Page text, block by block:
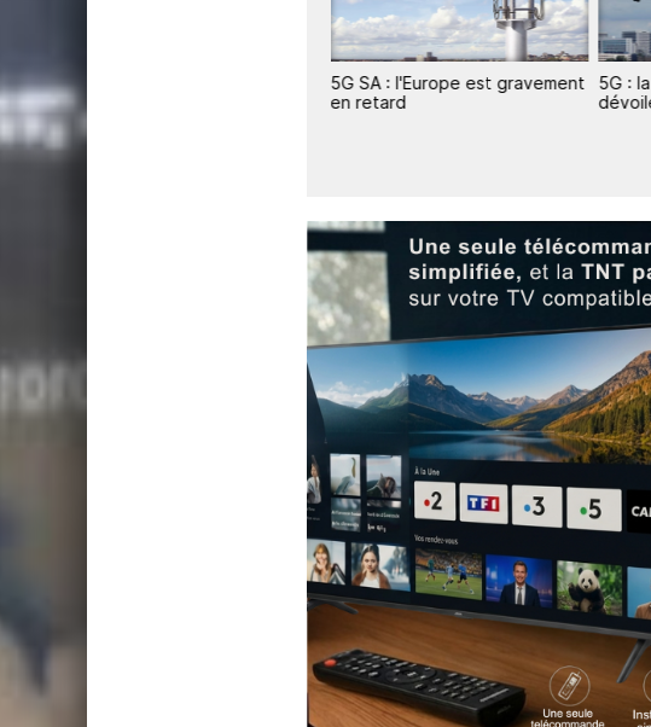
Prévision de forte croissance
de la 5G en Afrique
subsaharienne
5G SA : l'Europe est gravement
en retard
5G :